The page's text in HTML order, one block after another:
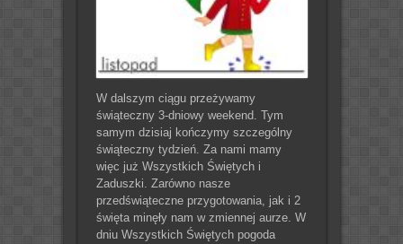
W dalszym ciągu przeżywamy
świąteczny 3-dniowy weekend. Tym
samym dzisiaj kończymy szczególny
świąteczny tydzień. Za nami mamy
więc już Wszystkich Świętych i
Zaduszki. Zarówno nasze
przedświąteczne przygotowania, jak i 2
święta minęły nam w zmiennej aurze. W
dniu Wszystkich Świętych pogoda